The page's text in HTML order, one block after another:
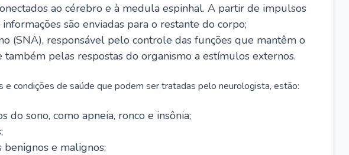
ao cérebro e à medula espinhal. A partir de impulsos
são enviadas para o restante do corpo;
(SNA), responsável pelo controle das funções que mantêm o
também pelas respostas do organismo a estímulos externos.
e condições de saúde que podem ser tratadas pelo neurologista, estão:
do sono, como apneia, ronco e insônia;
benignos e malignos;